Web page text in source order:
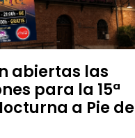
abiertas las
para la 15ª
a Pie de